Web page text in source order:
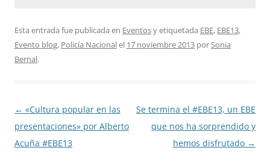
Esta entrada fue publicada en Eventosy etiquetada EBE, EBE13,
Evento blog, Policía Nacionalel 17 noviembre 2013 porSonia
Bernal.
Navegación
de
entradas
← «Cultura popular en las
presentaciones» por Alberto
Acuña #EBE13
Se termina el #EBE13, un EBE
que nos ha sorprendido y
hemos disfrutado →